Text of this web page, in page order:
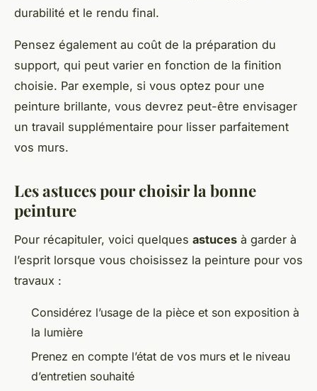
durabilité et le rendu final.
Pensez également au coût de la préparation du
support, qui peut varier en fonction de la finition
choisie. Par exemple, si vous optez pour une
peinture brillante, vous devrez peut-être envisager
un travail supplémentaire pour lisser parfaitement
vos murs.
Les astuces pour choisir la bonne
peinture
Pour récapituler, voici quelques astuces à garder à
l’esprit lorsque vous choisissez la peinture pour vos
travaux :
Considérez l’usage de la pièce et son exposition à
la lumière
Prenez en compte l’état de vos murs et le niveau
d’entretien souhaité